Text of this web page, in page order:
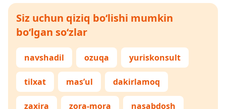
Siz uchun qiziq bo‘lishi mumkin
bo‘lgan so‘zlar
navshadil ozuqa yuriskonsult
tilxat mas’ul dakirlamoq
zaxira zora-mora nasabdosh